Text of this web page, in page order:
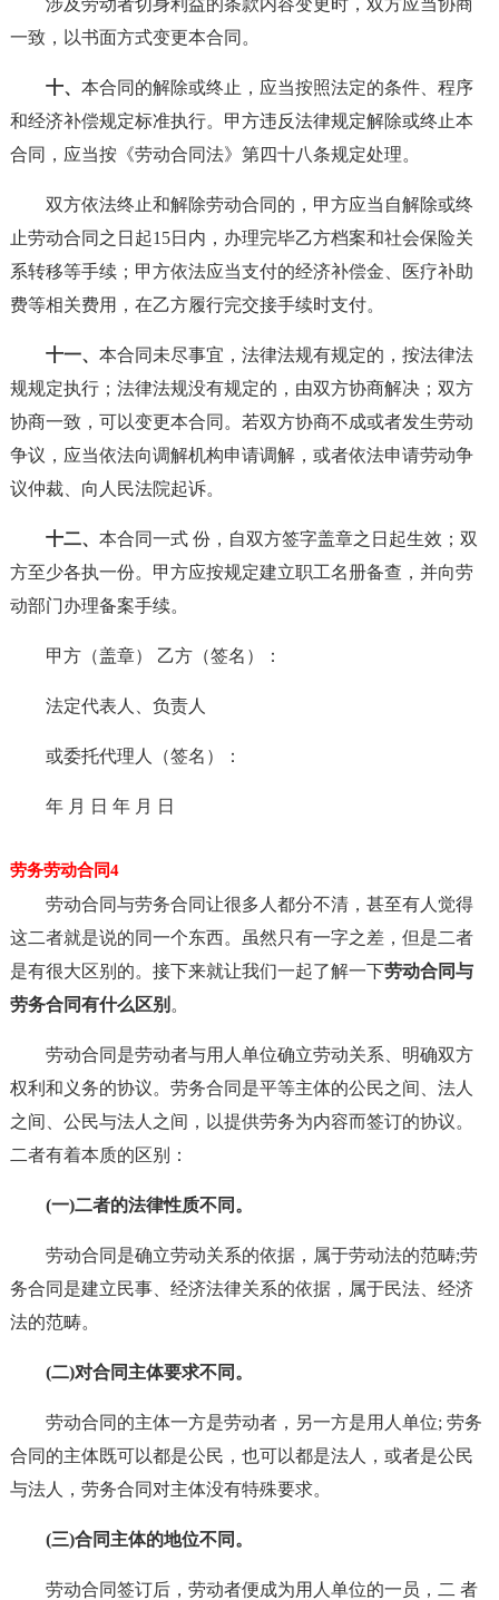
涉及劳动者切身利益的条款内容变更时，双方应当协商
一致，以书面方式变更本合同。
十、 本合同的解除或终止，应当按照法定的条件、程序
和经济补偿规定标准执行。甲方违反法律规定解除或终止本
合同，应当按《劳动合同法》第四十八条规定处理。
双方依法终止和解除劳动合同的，甲方应当自解除或终
止劳动合同之日起15日内，办理完毕乙方档案和社会保险关
系转移等手续；甲方依法应当支付的经济补偿金、医疗补助
费等相关费用，在乙方履行完交接手续时支付。
十一、 本合同未尽事宜，法律法规有规定的，按法律法
规规定执行；法律法规没有规定的，由双方协商解决；双方
协商一致，可以变更本合同。若双方协商不成或者发生劳动
争议，应当依法向调解机构申请调解，或者依法申请劳动争
议仲裁、向人民法院起诉。
十二、 本合同一式 份，自双方签字盖章之日起生效；双
方至少各执一份。甲方应按规定建立职工名册备查，并向劳
动部门办理备案手续。
甲方（盖章） 乙方（签名）：
法定代表人、负责人
或委托代理人（签名）：
年 月 日 年 月 日
劳务劳动合同4
劳动合同与劳务合同让很多人都分不清，甚至有人觉得
这二者就是说的同一个东西。虽然只有一字之差，但是二者
是有很大区别的。接下来就让我们一起了解一下劳动合同与
劳务合同有什么区别 。
劳动合同是劳动者与用人单位确立劳动关系、明确双方
权利和义务的协议。劳务合同是平等主体的公民之间、法人
之间、公民与法人之间，以提供劳务为内容而签订的协议。
二者有着本质的区别：
(一)二者的法律性质不同。
劳动合同是确立劳动关系的依据，属于劳动法的范畴;劳
务合同是建立民事、经济法律关系的依据，属于民法、经济
法的范畴。
(二)对合同主体要求不同。
劳动合同的主体一方是劳动者，另一方是用人单位; 劳务
合同的主体既可以都是公民，也可以都是法人，或者是公民
与法人，劳务合同对主体没有特殊要求。
(三)合同主体的地位不同。
劳动合同签订后，劳动者便成为用人单位的一员，二 者